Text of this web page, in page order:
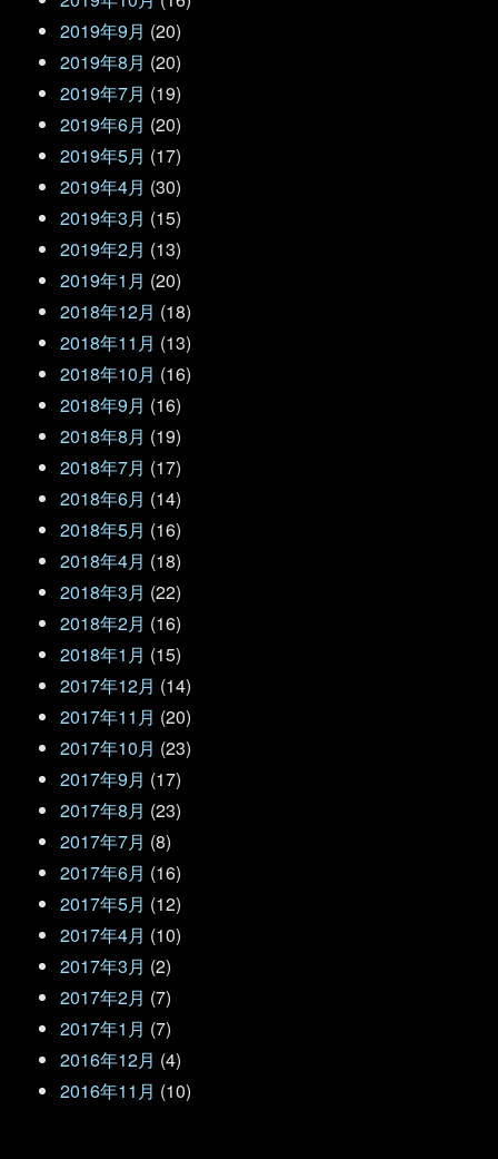
2019年9月 (20)
2019年8月 (20)
2019年7月 (19)
2019年6月 (20)
2019年5月 (17)
2019年4月 (30)
2019年3月 (15)
2019年2月 (13)
2019年1月 (20)
2018年12月 (18)
2018年11月 (13)
2018年10月 (16)
2018年9月 (16)
2018年8月 (19)
2018年7月 (17)
2018年6月 (14)
2018年5月 (16)
2018年4月 (18)
2018年3月 (22)
2018年2月 (16)
2018年1月 (15)
2017年12月 (14)
2017年11月 (20)
2017年10月 (23)
2017年9月 (17)
2017年8月 (23)
2017年7月 (8)
2017年6月 (16)
2017年5月 (12)
2017年4月 (10)
2017年3月 (2)
2017年2月 (7)
2017年1月 (7)
2016年12月 (4)
2016年11月 (10)